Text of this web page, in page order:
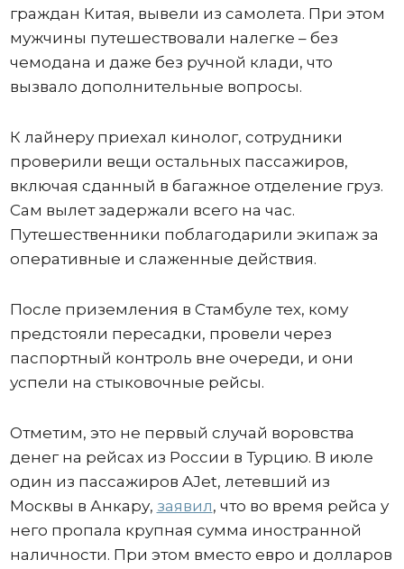
граждан Китая, вывели из самолета. При этом
мужчины путешествовали налегке – без
чемодана и даже без ручной клади, что
вызвало дополнительные вопросы.
К лайнеру приехал кинолог, сотрудники
проверили вещи остальных пассажиров,
включая сданный в багажное отделение груз.
Сам вылет задержали всего на час.
Путешественники поблагодарили экипаж за
оперативные и слаженные действия.
После приземления в Стамбуле тех, кому
предстояли пересадки, провели через
паспортный контроль вне очереди, и они
успели на стыковочные рейсы.
Отметим, это не первый случай воровства
денег на рейсах из России в Турцию. В июле
один из пассажиров AJet, летевший из
Москвы в Анкару, заявил, что во время рейса у
него пропала крупная сумма иностранной
наличности. При этом вместо евро и долларов